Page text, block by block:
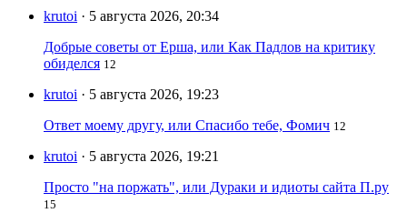
krutoi · 5 августа 2026, 20:34
Добрые советы от Ерша, или Как Падлов на критику
обиделся 12
krutoi · 5 августа 2026, 19:23
Ответ моему другу, или Спасибо тебе, Фомич 12
krutoi · 5 августа 2026, 19:21
Просто "на поржать", или Дураки и идиоты сайта П.ру
15